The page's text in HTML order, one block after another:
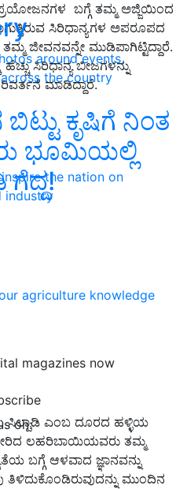
around events,
the country
the nation on
industry
agriculture knowledge
magazines now
on:
ಬಗ್ಗೆ ತಮ್ಮ ಅಜ್ಜಿಯಿಂದ
ಸಿರಿಧಾನ್ಯಗಳ ಅಪರೂಪದ
ಜೀವನವನ್ನೇ ಮುಡಿಪಾಗಿಟ್ಟಿದ್ದಾರೆ.
ಸಿರಿಧಾನ್ಯ ಬೀಜಗಳನ್ನು
ಮಾಡಿದ್ದಾರೆ.
ಕೃಷಿಗೆ ನಿಂತ
ಭೂಮಿಯಲ್ಲಿ
ಎಂಬ ದೂರದ ಹಳ್ಳಿಯ
ಸೇರಿದ ಲಹರಿಬಾಯಿಯವರು ತಮ್ಮ
ಬಗ್ಗೆ ಆಳವಾದ ಜ್ಞಾನವನ್ನು
ತಿಳಿದುಕೊಂಡಿರುವುದನ್ನು ಮುಂದಿನ